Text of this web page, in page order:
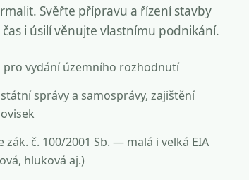
Svěřte přípravu a řízení stavby
i úsilí věnujte vlastnímu podnikání.
vydání územního rozhodnutí
správy a samosprávy, zajištění
č. 100/2001 Sb. — malá i velká EIA
hluková aj.)